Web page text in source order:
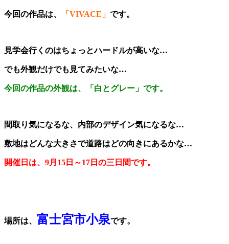
今回の作品は、 「VIVACE」 です。
見学会行くのはちょっとハードルが高いな…
でも外観だけでも見てみたいな…
今回の作品の外観は、「白とグレー」です。
間取り気になるな、内部のデザイン気になるな…
敷地はどんな大きさで道路はどの向きにあるかな…
開催日は、9月15日～17日の三日間です。
場所は、 富士宮市小泉です。